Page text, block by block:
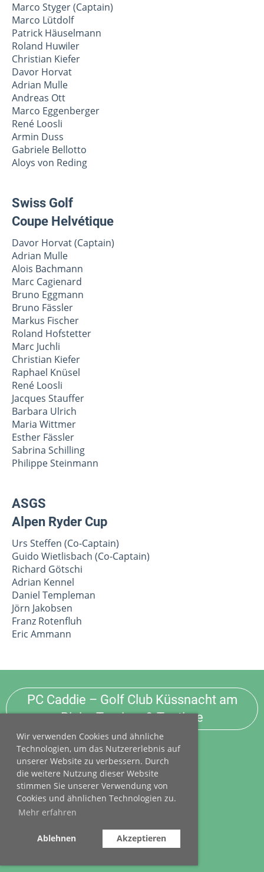
Wir verwenden Cookies und ähnliche
Technologien, um das Nutzererlebnis auf
unserer Website zu verbessern. Durch
die weitere Nutzung dieser Website
stimmen Sie unserer Verwendung von
Cookies und ähnlichen Technologien zu.
Mehr erfahren
Ablehnen Akzeptieren
Marco Styger (Captain)
Marco Lütdolf
Patrick Häuselmann
Roland Huwiler
Christian Kiefer
Davor Horvat
Adrian Mulle
Andreas Ott
Marco Eggenberger
René Loosli
Armin Duss
Gabriele Bellotto
Aloys von Reding
Swiss Golf
Coupe Helvétique
Davor Horvat (Captain)
Adrian Mulle
Alois Bachmann
Marc Cagienard
Bruno Eggmann
Bruno Fässler
Markus Fischer
Roland Hofstetter
Marc Juchli
Christian Kiefer
Raphael Knüsel
René Loosli
Jacques Stauffer
Barbara Ulrich
Maria Wittmer
Esther Fässler
Sabrina Schilling
Philippe Steinmann
ASGS
Alpen Ryder Cup
Urs Steffen (Co-Captain)
Guido Wietlisbach (Co-Captain)
Richard Götschi
Adrian Kennel
Daniel Templeman
Jörn Jakobsen
Franz Rotenfluh
Eric Ammann
PC Caddie – Golf Club Küssnacht am
Rigi – Turniere & Teetime
Golf Club Küssnacht am Rigi
Grossarni 4 |Postfach 33
6403 Küssnacht am Rigi
Für Clubbelange: T+41 79 334 23 84
Teetime-Reservation: T
mpressum|Rechtliches
© Golf Club Küssnacht am Rigi